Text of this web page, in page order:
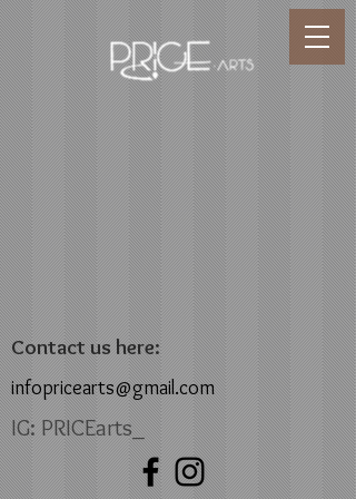
Contact us here:
infopricearts@gmail.com
IG: PRICEarts_